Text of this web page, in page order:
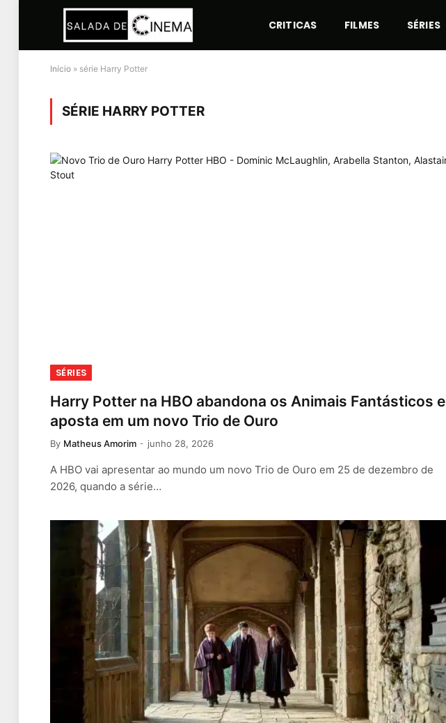
CRITICAS FILMES SÉRIES
Início » série Harry Potter
SÉRIE HARRY POTTER
SÉRIES
Harry Potter na HBO abandona os Animais Fantásticos e
aposta em um novo Trio de Ouro
By Matheus Amorim junho 28, 2026
A HBO vai apresentar ao mundo um novo Trio de Ouro em 25 de dezembro de
2026, quando a série…